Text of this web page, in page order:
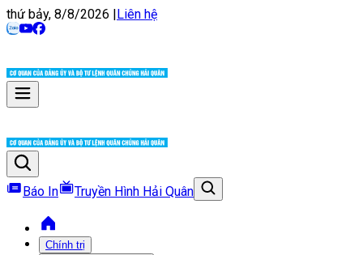
thứ bảy, 8/8/2026 |Liên hệ
Báo In Truyền Hình Hải Quân
Chính trị